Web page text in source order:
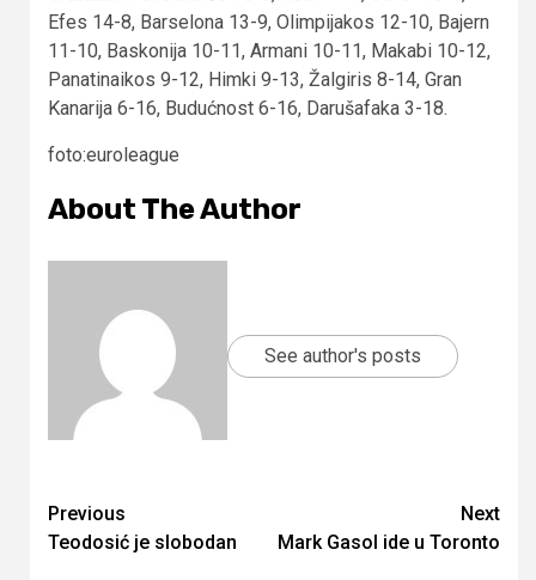
Efes 14-8, Barselona 13-9, Olimpijakos 12-10, Bajern
11-10, Baskonija 10-11, Armani 10-11, Makabi 10-12,
Panatinaikos 9-12, Himki 9-13, Žalgiris 8-14, Gran
Kanarija 6-16, Budućnost 6-16, Darušafaka 3-18.
foto:euroleague
About The Author
See author's posts
Continue
Reading
Previous
Teodosić je slobodan
Next
Mark Gasol ide u Toronto